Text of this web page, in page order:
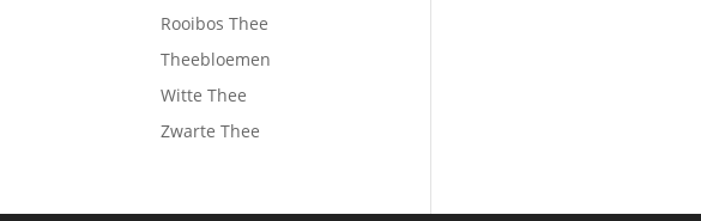
Rooibos Thee
Theebloemen
Witte Thee
Zwarte Thee